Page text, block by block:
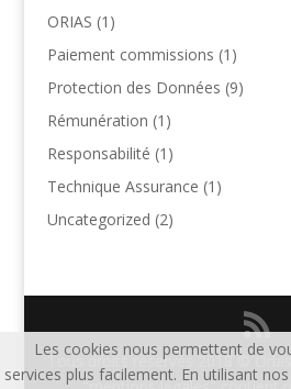
ORIAS (1)
Paiement commissions (1)
Protection des Données (9)
Rémunération (1)
Responsabilité (1)
Technique Assurance (1)
Uncategorized (2)
Tous droits réservés 2018 ©
Les cookies nous permettent de
services plus facilement. En utilisant